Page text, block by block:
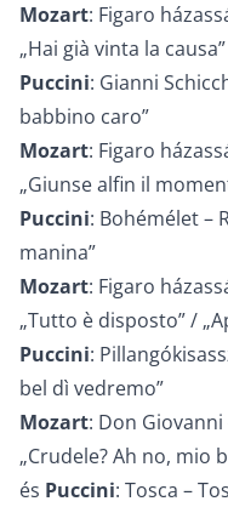
Mozart: Figaro
„Hai già vinta la
Puccini: Gianni
babbino caro”
Mozart: Figaro
„Giunse alfin il
Puccini: Bohémélet –
manina”
Mozart: Figaro
„Tutto è disposto” /
Puccini:
bel dì vedremo”
Mozart: Don
„Crudele? Ah no, mio
és Puccini: Tosca –